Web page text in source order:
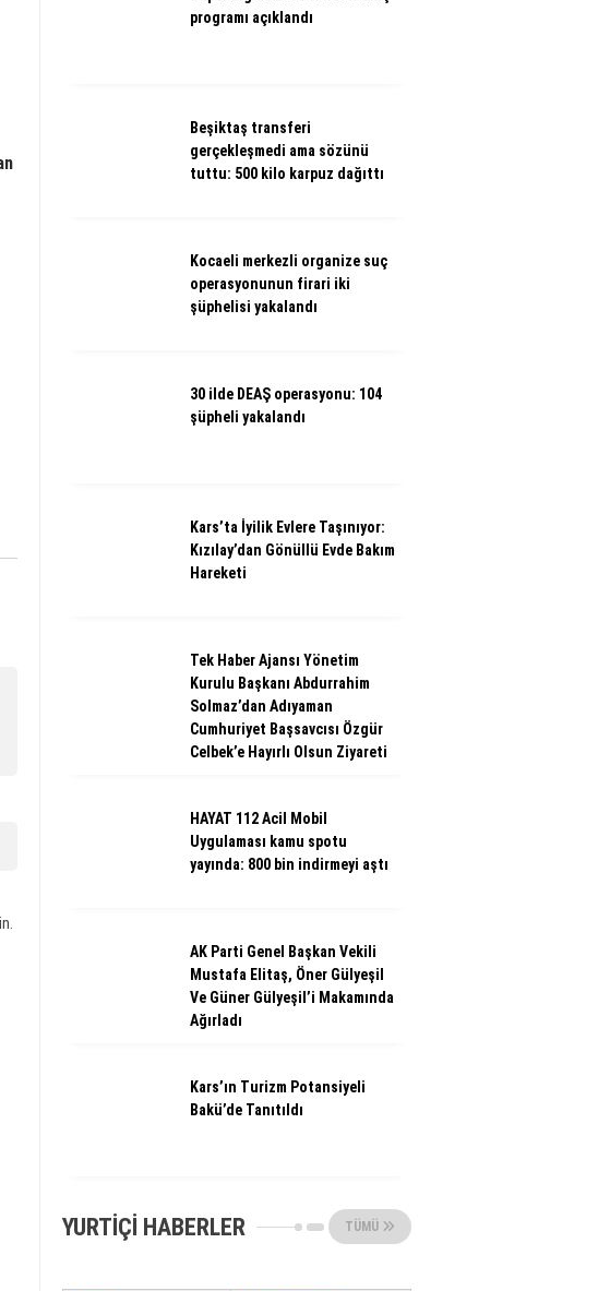
programı açıklandı
Beşiktaş transferi
gerçekleşmedi ama sözünü
tuttu: 500 kilo karpuz dağıttı
Kocaeli merkezli organize suç
operasyonunun firari iki
şüphelisi yakalandı
30 ilde DEAŞ operasyonu: 104
şüpheli yakalandı
Kars’ta İyilik Evlere Taşınıyor:
Kızılay’dan Gönüllü Evde Bakım
Hareketi
Tek Haber Ajansı Yönetim
Kurulu Başkanı Abdurrahim
Solmaz’dan Adıyaman
Cumhuriyet Başsavcısı Özgür
Celbek’e Hayırlı Olsun Ziyareti
HAYAT 112 Acil Mobil
Uygulaması kamu spotu
yayında: 800 bin indirmeyi aştı
AK Parti Genel Başkan Vekili
Mustafa Elitaş, Öner Gülyeşil
Ve Güner Gülyeşil’i Makamında
Ağırladı
Kars’ın Turizm Potansiyeli
Bakü’de Tanıtıldı
YURTIÇI HABERLER TÜMÜ